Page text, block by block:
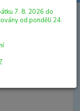
PRO PANENKY
- srdíčka
7. 8. 2026 do
od pondělí 24.